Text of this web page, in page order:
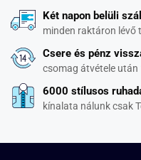
Két napon belüli
minden raktáron lévő
Csere és pénz
csomag átvétele után
6000 stílusos
kínalata nálunk csak